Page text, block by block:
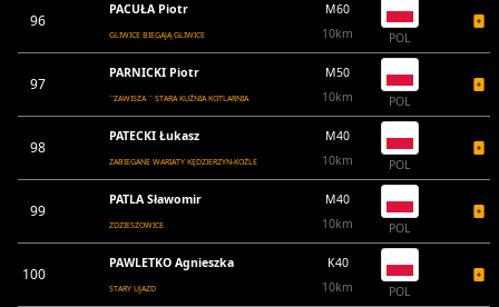
96
PACUŁA Piotr
GLIWICE BIEGAJĄ GLIWICE
M60
10km
POL
97
PARNICKI Piotr
``ZAWISZA `` STARA KUŹNIA KOTLARNIA
M50
10km
POL
98
PATECKI Łukasz
ZABIEGANE WARIATY KĘDZIERZYN-KOŹLE
M40
10km
POL
99
PATLA Sławomir
ZDZIESZOWICE
M40
10km
POL
100
PAWLETKO Agnieszka
STARY UJAZD
K40
10km
POL